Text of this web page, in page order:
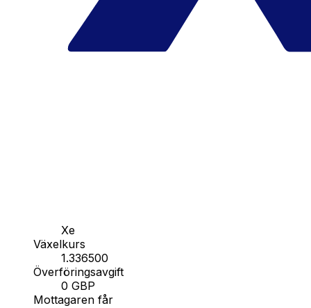
Xe
Växelkurs
1.336500
Överföringsavgift
0 GBP
Mottagaren får